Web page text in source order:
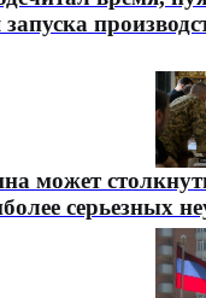
может
серьезных